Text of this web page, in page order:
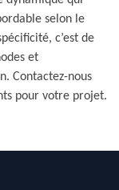
selon le
c’est de
et
Contactez-nous
pour votre projet.